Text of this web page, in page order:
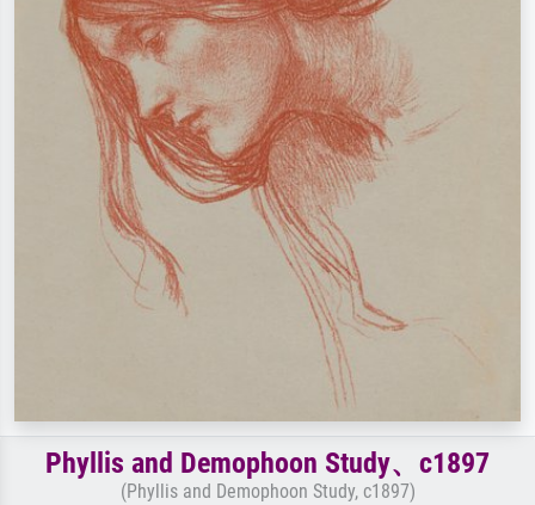
Phyllis and Demophoon Study、c1897
(Phyllis and Demophoon Study, c1897)